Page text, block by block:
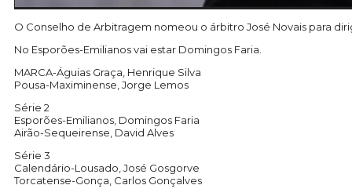
O Conselho de Arbitragem nomeou o árbitro José Novais para
No Esporões-Emilianos vai estar Domingos Faria.
MARCA-Águias Graça, Henrique Silva
Pousa-Maximinense, Jorge Lemos
Série 2
Esporões-Emilianos, Domingos Faria
Airão-Sequeirense, David Alves
Série 3
Calendário-Lousado, José Gosgorve
Torcatense-Gonça, Carlos Gonçalves